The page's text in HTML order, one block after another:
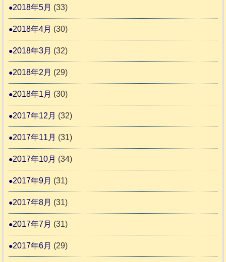
2018年5月 (33)
2018年4月 (30)
2018年3月 (32)
2018年2月 (29)
2018年1月 (30)
2017年12月 (32)
2017年11月 (31)
2017年10月 (34)
2017年9月 (31)
2017年8月 (31)
2017年7月 (31)
2017年6月 (29)